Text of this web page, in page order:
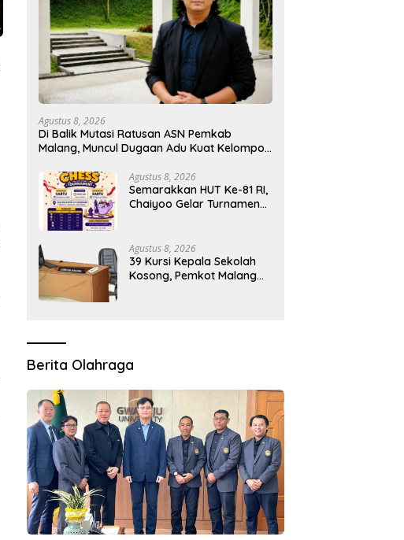
Agustus 8, 2026
Di Balik Mutasi Ratusan ASN Pemkab
Malang, Muncul Dugaan Adu Kuat Kelompok
Agustus 8, 2026
Semarakkan HUT Ke-81 RI,
Chaiyoo Gelar Turnamen
Agustus 8, 2026
39 Kursi Kepala Sekolah
Kosong, Pemkot Malang
Berita Olahraga